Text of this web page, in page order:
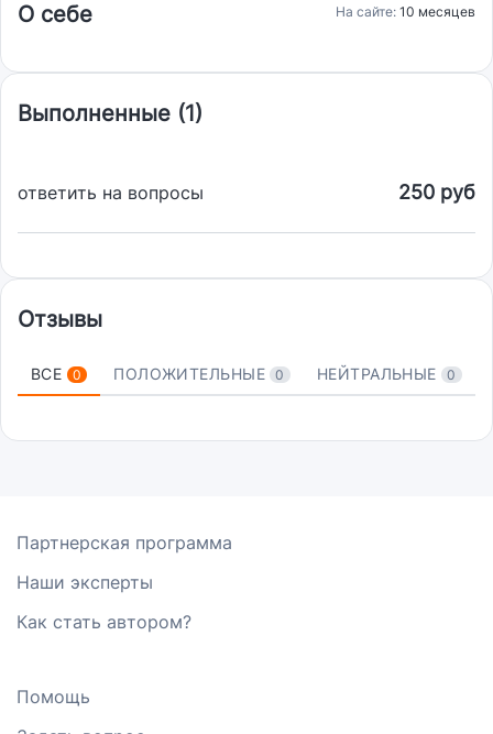
О себе На сайте: 10 месяцев
Выполненные (1)
ответить на вопросы 250 руб
Отзывы
ВСЕ 0 ПОЛОЖИТЕЛЬНЫЕ 0 НЕЙТРАЛЬНЫЕ 0
Партнерская программа
Наши эксперты
Как стать автором?
Помощь